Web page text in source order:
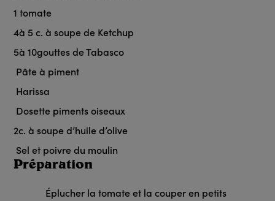
1 tomate
4à 5 c. à soupe de Ketchup
5à 10gouttes de Tabasco
Pâte à piment
Harissa
Dosette piments oiseaux
2c. à soupe d’huile d’olive
Sel et poivre du moulin
Préparation
Éplucher la tomate et la couper en petits